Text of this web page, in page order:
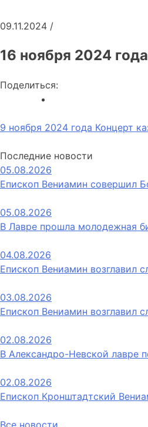
09.11.2024 /
16 ноября 2024
Поделиться:
Навигация
по
записям
9 ноября 2024 года Концерт
Последние новости
05.08.2026
Епископ Вениамин совершил
05.08.2026
В Лавре прошла молодежная
04.08.2026
Епископ Вениамин возглавил
03.08.2026
Епископ Вениамин возглавил
02.08.2026
В Александро-Невской лавре
02.08.2026
Епископ Кронштадтский